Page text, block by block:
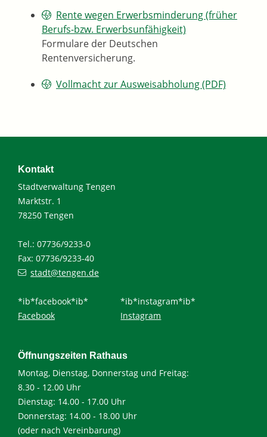
Rente wegen Erwerbsminderung (früher
Berufs-bzw. Erwerbsunfähigkeit)
Formulare der Deutschen
Rentenversicherung.
Vollmacht zur Ausweisabholung (PDF)
Kontakt
Stadtverwaltung Tengen
Marktstr. 1
78250 Tengen
Tel.: 07736/9233-0
Fax: 07736/9233-40
stadt@tengen.de
*ib*facebook*ib*
Facebook
*ib*instagram*ib*
Instagram
Öffnungszeiten Rathaus
Montag, Dienstag, Donnerstag und Freitag:
8.30 - 12.00 Uhr
Dienstag: 14.00 - 17.00 Uhr
Donnerstag: 14.00 - 18.00 Uhr
(oder nach Vereinbarung)